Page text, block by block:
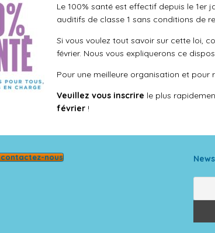
Le 100% santé est effectif depuis le 1er
auditifs de classe 1 sans conditions de
Si vous voulez tout savoir sur cette loi,
février. Nous vous expliquerons ce
Pour une meilleure organisation et pour
Veuillez vous inscrire le plus
février !
contactez-nous